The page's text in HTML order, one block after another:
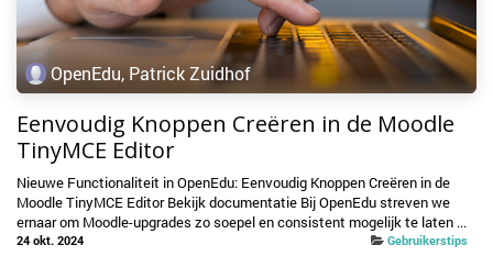
OpenEdu, Patrick Zuidhof
Eenvoudig Knoppen Creëren in de Moodle
TinyMCE Editor
Nieuwe Functionaliteit in OpenEdu: Eenvoudig Knoppen Creëren in de
Moodle TinyMCE Editor Bekijk documentatie Bij OpenEdu streven we
ernaar om Moodle-upgrades zo soepel en consistent mogelijk te laten ...
24 okt. 2024 Gebruikerstips